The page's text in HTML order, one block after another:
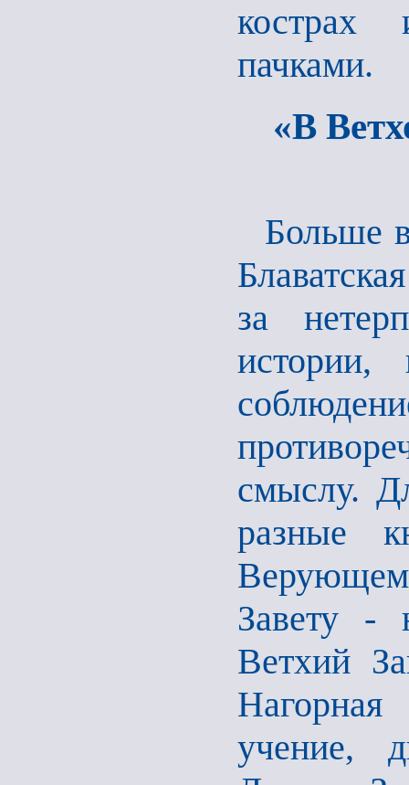
пачками.
«В
Больше
за
истории,
смыслу.
разные
Завету -
Ветхий
учение,